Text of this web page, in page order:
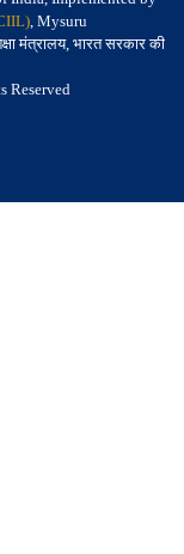
, Mysuru
मंत्रालय, भारत सरकार की
Reserved